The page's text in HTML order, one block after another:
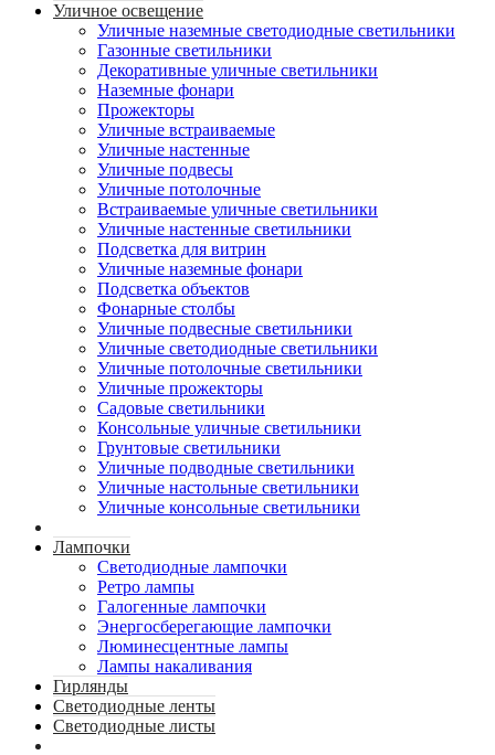
Уличное освещение
Уличные наземные светодиодные светильники
Газонные светильники
Декоративные уличные светильники
Наземные фонари
Прожекторы
Уличные встраиваемые
Уличные настенные
Уличные подвесы
Уличные потолочные
Встраиваемые уличные светильники
Уличные настенные светильники
Подсветка для витрин
Уличные наземные фонари
Подсветка объектов
Фонарные столбы
Уличные подвесные светильники
Уличные светодиодные светильники
Уличные потолочные светильники
Уличные прожекторы
Садовые светильники
Консольные уличные светильники
Грунтовые светильники
Уличные подводные светильники
Уличные настольные светильники
Уличные консольные светильники
Лампочки
Светодиодные лампочки
Ретро лампы
Галогенные лампочки
Энергосберегающие лампочки
Люминесцентные лампы
Лампы накаливания
Гирлянды
Светодиодные ленты
Светодиодные листы